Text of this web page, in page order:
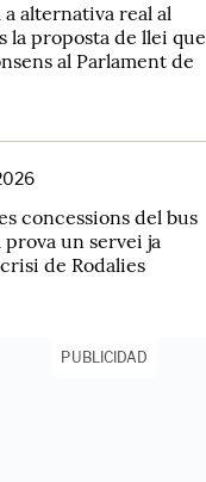
alternativa real al
la proposta de llei que
al Parlament de
concessions del bus
un servei ja
de Rodalies
PUBLICIDAD